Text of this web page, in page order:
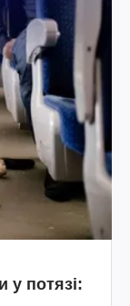
у потязі: